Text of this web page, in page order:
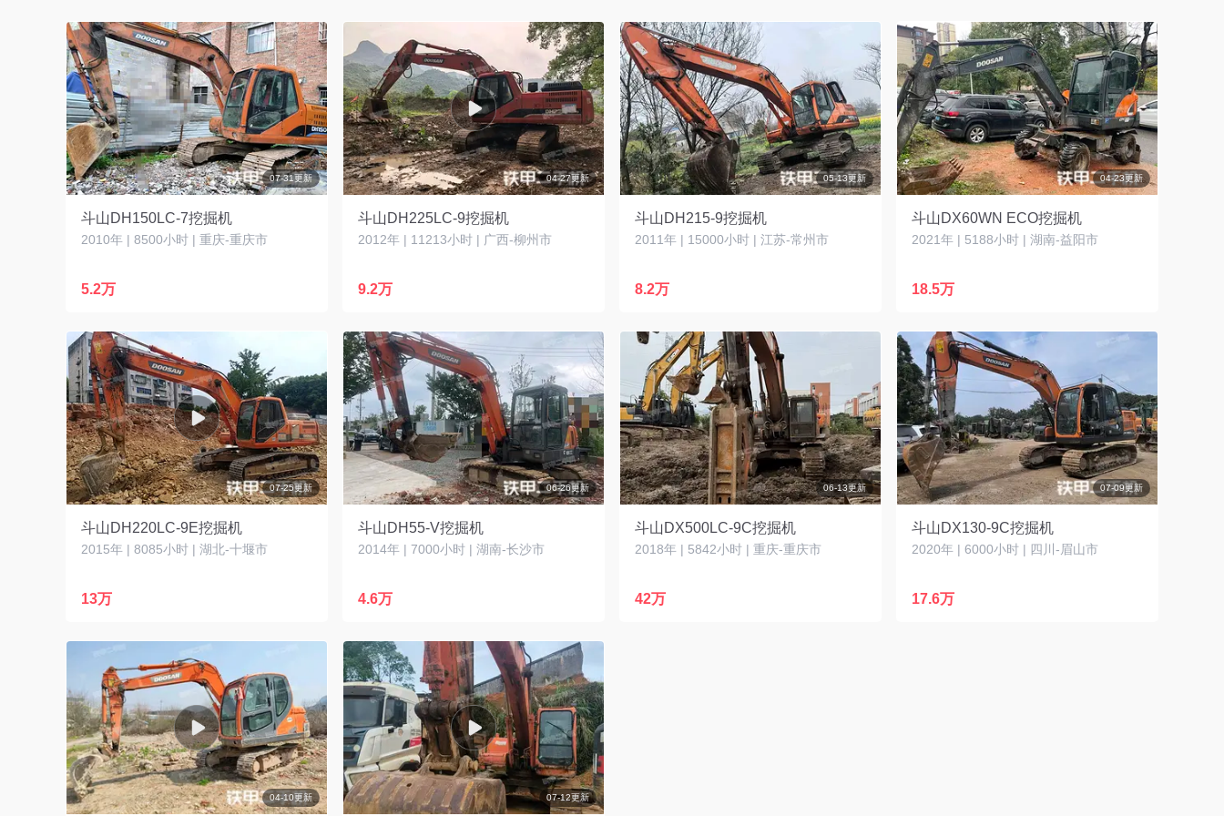
07-31更新
斗山DH150LC-7挖掘机
2010年 | 8500小时 | 重庆-重庆市
5.2万
04-27更新
斗山DH225LC-9挖掘机
2012年 | 11213小时 | 广西-柳州市
9.2万
05-13更新
斗山DH215-9挖掘机
2011年 | 15000小时 | 江苏-常州市
8.2万
04-23更新
斗山DX60WN ECO挖掘机
2021年 | 5188小时 | 湖南-益阳市
18.5万
07-25更新
斗山DH220LC-9E挖掘机
2015年 | 8085小时 | 湖北-十堰市
13万
06-26更新
斗山DH55-V挖掘机
2014年 | 7000小时 | 湖南-长沙市
4.6万
06-13更新
斗山DX500LC-9C挖掘机
2018年 | 5842小时 | 重庆-重庆市
42万
07-09更新
斗山DX130-9C挖掘机
2020年 | 6000小时 | 四川-眉山市
17.6万
04-10更新 07-12更新